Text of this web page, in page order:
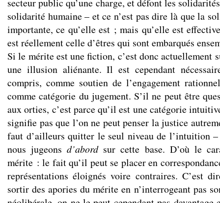
secteur public qu’une charge, et défont les
solidarité humaine – et ce n’est pas dire là que la
importante, ce qu’elle est ; mais qu’elle est
est réellement celle d’êtres qui sont embarqués
Si le mérite est une fiction, c’est donc actuellement
une illusion aliénante. Il est cependant
compris, comme soutien de l’engagement
comme catégorie du jugement. S’il ne peut être
aux orties, c’est parce qu’il est une catégorie
signifie pas que l’on ne peut penser la justice
faut d’ailleurs quitter le seul niveau de l’intuition
nous jugeonsd’abordsur cette base. D’où le
mérite : le fait qu’il peut se placer en
représentations éloignés voire contraires. C’est
sortir des apories du mérite en n’interrogeant pas